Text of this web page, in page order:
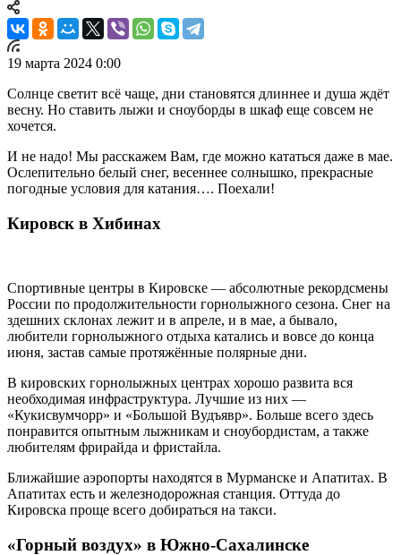
19 марта 2024 0:00
Солнце светит всё чаще, дни становятся длиннее и душа ждёт
весну. Но ставить лыжи и сноуборды в шкаф еще совсем не
хочется.
И не надо! Мы расскажем Вам, где можно кататься даже в мае.
Ослепительно белый снег, весеннее солнышко, прекрасные
погодные условия для катания…. Поехали!
Кировск в Хибинах
Спортивные центры в Кировске — абсолютные рекордсмены
России по продолжительности горнолыжного сезона. Снег на
здешних склонах лежит и в апреле, и в мае, а бывало,
любители горнолыжного отдыха катались и вовсе до конца
июня, застав самые протяжённые полярные дни.
В кировских горнолыжных центрах хорошо развита вся
необходимая инфраструктура. Лучшие из них —
«Кукисвумчорр» и «Большой Вудъявр». Больше всего здесь
понравится опытным лыжникам и сноубордистам, а также
любителям фрирайда и фристайла.
Ближайшие аэропорты находятся в Мурманске и Апатитах. В
Апатитах есть и железнодорожная станция. Оттуда до
Кировска проще всего добираться на такси.
«Горный воздух» в Южно-Сахалинске